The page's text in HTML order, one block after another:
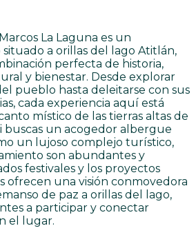
La Laguna es un
a orillas del lago Atitlán,
perfecta de historia,
y bienestar. Desde explorar
pueblo hasta deleitarse con sus
cada experiencia aquí está
místico de las tierras altas de
buscas un acogedor albergue
un lujoso complejo turístico,
son abundantes y
festivales y los proyectos
ofrecen una visión conmovedora
de paz a orillas del lago,
a participar y conectar
el lugar.